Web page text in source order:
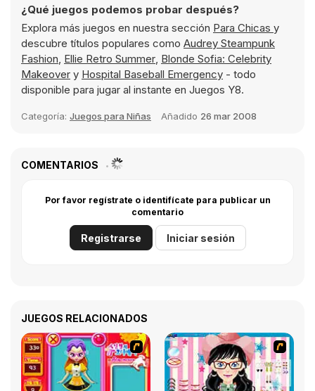
¿Qué juegos podemos probar después?
Explora más juegos en nuestra sección Para Chicas y
descubre títulos populares como Audrey Steampunk
Fashion, Ellie Retro Summer, Blonde Sofia: Celebrity
Makeover y Hospital Baseball Emergency - todo
disponible para jugar al instante en Juegos Y8.
Categoría: Juegos para Niñas Añadido 26 mar 2008
COMENTARIOS
Por favor regístrate o identifícate para publicar un
comentario
Registrarse Iniciar sesión
JUEGOS RELACIONADOS